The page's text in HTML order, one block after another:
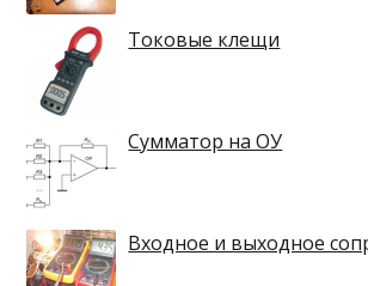
Токовые клещи
Сумматор на ОУ
Входное и выходное